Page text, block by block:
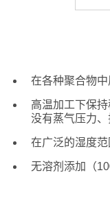
在各种聚合物
高温加工下保
没有蒸气压力
在广泛的湿度
无溶剂添加（